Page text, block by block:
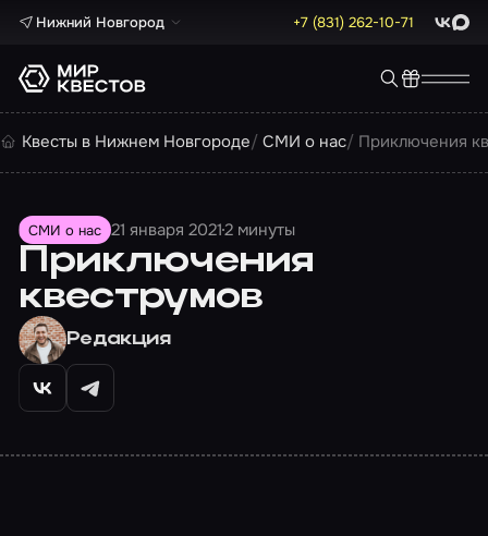
Нижний Новгород +7 (831) 262-10-71 Max
Квесты в Нижнем Новгороде СМИ о нас Приключения
СМИ о нас 21 января 20212 минуты
Приключения
квеструмов
Редакция